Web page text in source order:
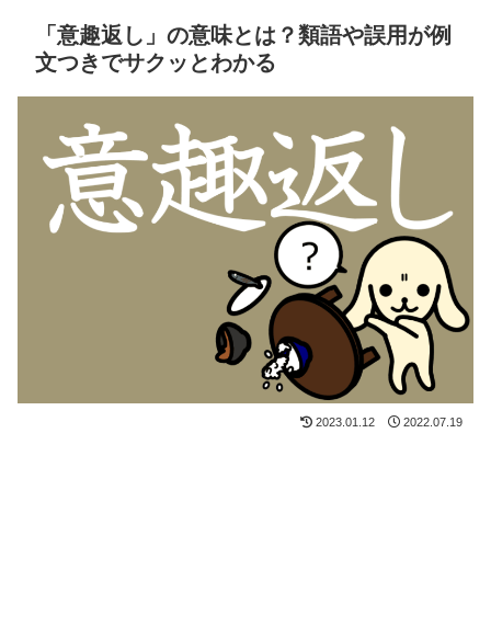
「意趣返し」の意味とは？類語や誤用が例
文つきでサクッとわかる
2023.01.12 2022.07.19